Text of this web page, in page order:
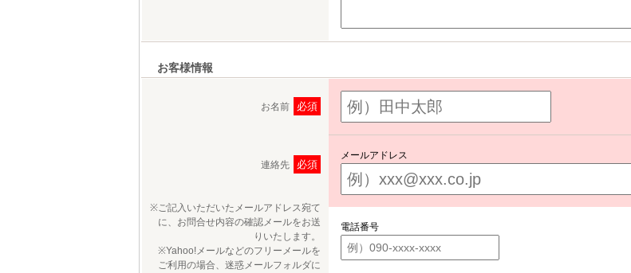
お客様情報
お名前 必須
連絡先 必須
※ご記入いただいたメールアドレス宛て
に、お問合せ内容の確認メールをお送
りいたします。
※Yahoo!メールなどのフリーメールを
ご利用の場合、迷惑メールフォルダに
メールアドレス
電話番号